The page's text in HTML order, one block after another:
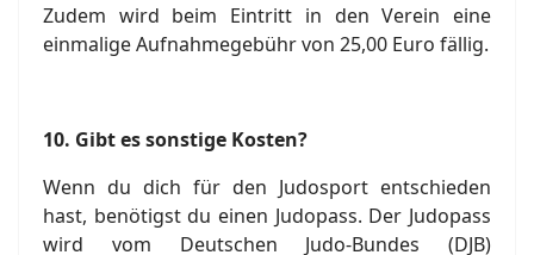
Zudem wird beim Eintritt in den Verein eine
einmalige Aufnahmegebühr von 25,00 Euro fällig.
10. Gibt es sonstige Kosten?
Wenn du dich für den Judosport entschieden
hast, benötigst du einen Judopass. Der Judopass
wird vom Deutschen Judo-Bundes (DJB)